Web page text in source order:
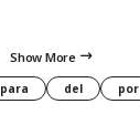
Show More
para del por